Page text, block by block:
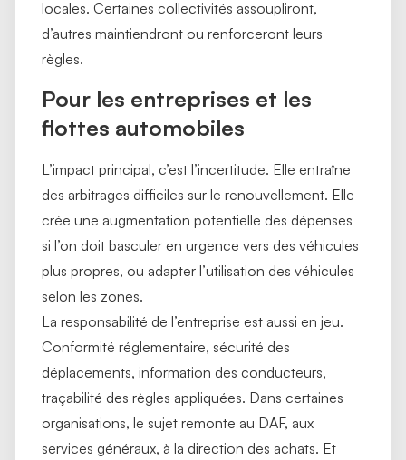
locales. Certaines collectivités assoupliront,
d’autres maintiendront ou renforceront leurs
règles.
Pour les entreprises et les
flottes automobiles
L’impact principal, c’est l’incertitude. Elle entraîne
des arbitrages difficiles sur le renouvellement. Elle
crée une augmentation potentielle des dépenses
si l’on doit basculer en urgence vers des véhicules
plus propres, ou adapter l’utilisation des véhicules
selon les zones.
La responsabilité de l’entreprise est aussi en jeu.
Conformité réglementaire, sécurité des
déplacements, information des conducteurs,
traçabilité des règles appliquées. Dans certaines
organisations, le sujet remonte au DAF, aux
services généraux, à la direction des achats. Et